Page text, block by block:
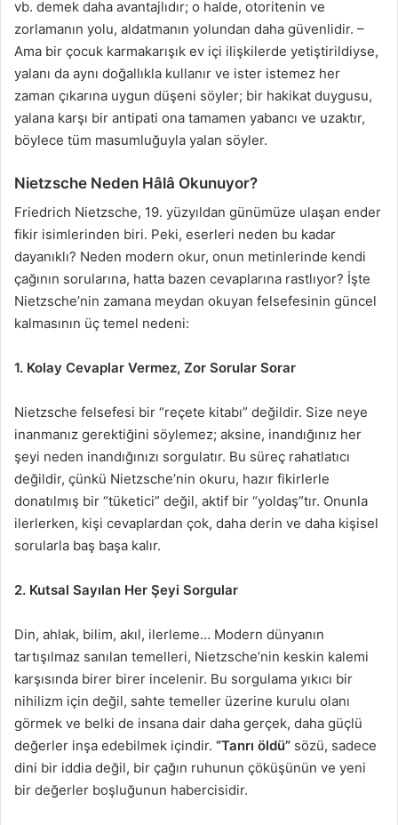
vb. demek daha avantajlıdır; o halde, otoritenin ve
zorlamanın yolu, aldatmanın yolundan daha güvenlidir. –
Ama bir çocuk karmakarışık ev içi ilişkilerde yetiştirildiyse,
yalanı da aynı doğallıkla kullanır ve ister istemez her
zaman çıkarına uygun düşeni söyler; bir hakikat duygusu,
yalana karşı bir antipati ona tamamen yabancı ve uzaktır,
böylece tüm masumluğuyla yalan söyler.
Nietzsche Neden Hâlâ Okunuyor?
Friedrich Nietzsche, 19. yüzyıldan günümüze ulaşan ender
fikir isimlerinden biri. Peki, eserleri neden bu kadar
dayanıklı? Neden modern okur, onun metinlerinde kendi
çağının sorularına, hatta bazen cevaplarına rastlıyor? İşte
Nietzsche’nin zamana meydan okuyan felsefesinin güncel
kalmasının üç temel nedeni:
1. Kolay Cevaplar Vermez, Zor Sorular Sorar
Nietzsche felsefesi bir “reçete kitabı” değildir. Size neye
inanmanız gerektiğini söylemez; aksine, inandığınız her
şeyi neden inandığınızı sorgulatır. Bu süreç rahatlatıcı
değildir, çünkü Nietzsche’nin okuru, hazır fikirlerle
donatılmış bir “tüketici” değil, aktif bir “yoldaş”tır. Onunla
ilerlerken, kişi cevaplardan çok, daha derin ve daha kişisel
sorularla baş başa kalır.
2. Kutsal Sayılan Her Şeyi Sorgular
Din, ahlak, bilim, akıl, ilerleme… Modern dünyanın
tartışılmaz sanılan temelleri, Nietzsche’nin keskin kalemi
karşısında birer birer incelenir. Bu sorgulama yıkıcı bir
nihilizm için değil, sahte temeller üzerine kurulu olanı
görmek ve belki de insana dair daha gerçek, daha güçlü
değerler inşa edebilmek içindir. “Tanrı öldü” sözü, sadece
dini bir iddia değil, bir çağın ruhunun çöküşünün ve yeni
bir değerler boşluğunun habercisidir.